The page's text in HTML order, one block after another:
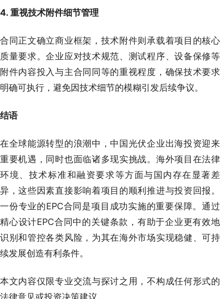
4. 重视技术附件细节管理
合同正文确立商业框架，技术附件则承载着项目的核心
质量要求。企业应对技术规范、测试程序、设备保修等
附件内容投入与主合同同等的重视程度，确保技术要求
明确可执行，避免因技术细节的模糊引发后续争议。
结语
在全球能源转型的浪潮中，中国光伏企业出海投资迎来
重要机遇，同时也面临诸多现实挑战。海外项目在法律
环境、技术标准和融资要求等方面与国内存在显著差
异，这些因素直接影响着项目的顺利推进与投资回报。
一份专业的EPC合同是项目成功实施的重要保障。通过
精心设计EPC合同中的关键条款，有助于企业更有效地
识别和管控各类风险，为其在海外市场实现稳健、可持
续发展创造有利条件。
本文内容仅限专业交流与探讨之用，不构成任何形式的
法律意见或投资决策建议。